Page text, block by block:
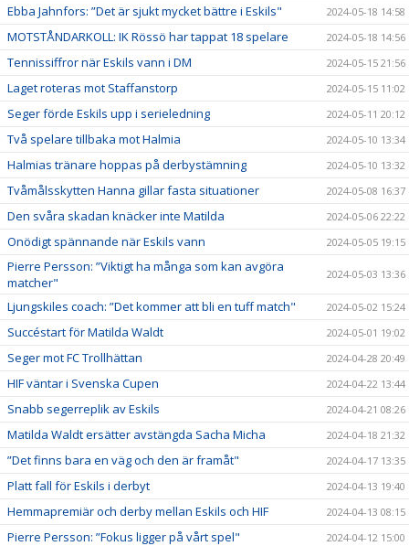
Ebba Jahnfors: ”Det är sjukt mycket bättre i Eskils" 2024-05-18 14:58
MOTSTÅNDARKOLL: IK Rössö har tappat 18 spelare 2024-05-18 14:56
Tennissiffror när Eskils vann i DM 2024-05-15 21:56
Laget roteras mot Staffanstorp 2024-05-15 11:02
Seger förde Eskils upp i serieledning 2024-05-11 20:12
Två spelare tillbaka mot Halmia 2024-05-10 13:34
Halmias tränare hoppas på derbystämning 2024-05-10 13:32
Tvåmålsskytten Hanna gillar fasta situationer 2024-05-08 16:37
Den svåra skadan knäcker inte Matilda 2024-05-06 22:22
Onödigt spännande när Eskils vann 2024-05-05 19:15
Pierre Persson: ”Viktigt ha många som kan avgöra
matcher"
2024-05-03 13:36
Ljungskiles coach: ”Det kommer att bli en tuff match" 2024-05-02 15:24
Succéstart för Matilda Waldt 2024-05-01 19:02
Seger mot FC Trollhättan 2024-04-28 20:49
HIF väntar i Svenska Cupen 2024-04-22 13:44
Snabb segerreplik av Eskils 2024-04-21 08:26
Matilda Waldt ersätter avstängda Sacha Micha 2024-04-18 21:32
”Det finns bara en väg och den är framåt" 2024-04-17 13:35
Platt fall för Eskils i derbyt 2024-04-13 19:40
Hemmapremiär och derby mellan Eskils och HIF 2024-04-13 08:15
Pierre Persson: ”Fokus ligger på vårt spel" 2024-04-12 15:00